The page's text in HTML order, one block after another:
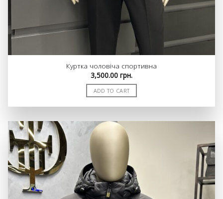
Куртка чоловіча спортивна
3,500.00 грн.
ADD TO CART